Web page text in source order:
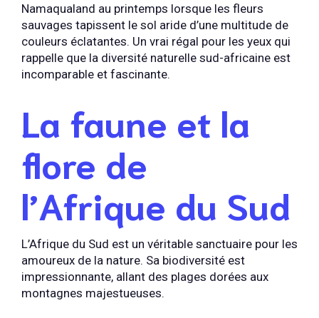
Namaqualand au printemps lorsque les fleurs
sauvages tapissent le sol aride d’une multitude de
couleurs éclatantes. Un vrai régal pour les yeux qui
rappelle que la diversité naturelle sud-africaine est
incomparable et fascinante.
La faune et la
flore de
l’Afrique du Sud
L’Afrique du Sud est un véritable sanctuaire pour les
amoureux de la nature. Sa biodiversité est
impressionnante, allant des plages dorées aux
montagnes majestueuses.